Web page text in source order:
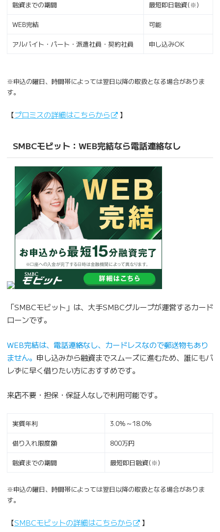
融資までの期間 最短即日融資(※)
WEB完結 可能
アルバイト・パート・派遣社員・契約社員 申し込みOK
※申込の曜日、時間帯によっては翌日以降の取扱となる場合がありま
す。
【プロミスの詳細はこちらから 】
SMBCモビット：WEB完結なら電話連絡なし
「SMBCモビット」は、大手SMBCグループが運営するカード
ローンです。
WEB完結は、電話連絡なし、カードレスなので郵送物もあり
ません。 申し込みから融資までスムーズに進むため、誰にもバ
レずに早く借りたい方におすすめです。
来店不要・担保・保証人なしで利用可能です。
実質年利 3.0%～18.0%
借り入れ限度額 800万円
融資までの期間 最短即日融資(※)
※申込の曜日、時間帯によっては翌日以降の取扱となる場合がありま
す。
【SMBCモビットの詳細はこちらから 】